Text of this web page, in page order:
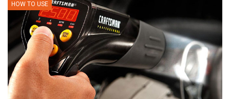
HOW TO USE